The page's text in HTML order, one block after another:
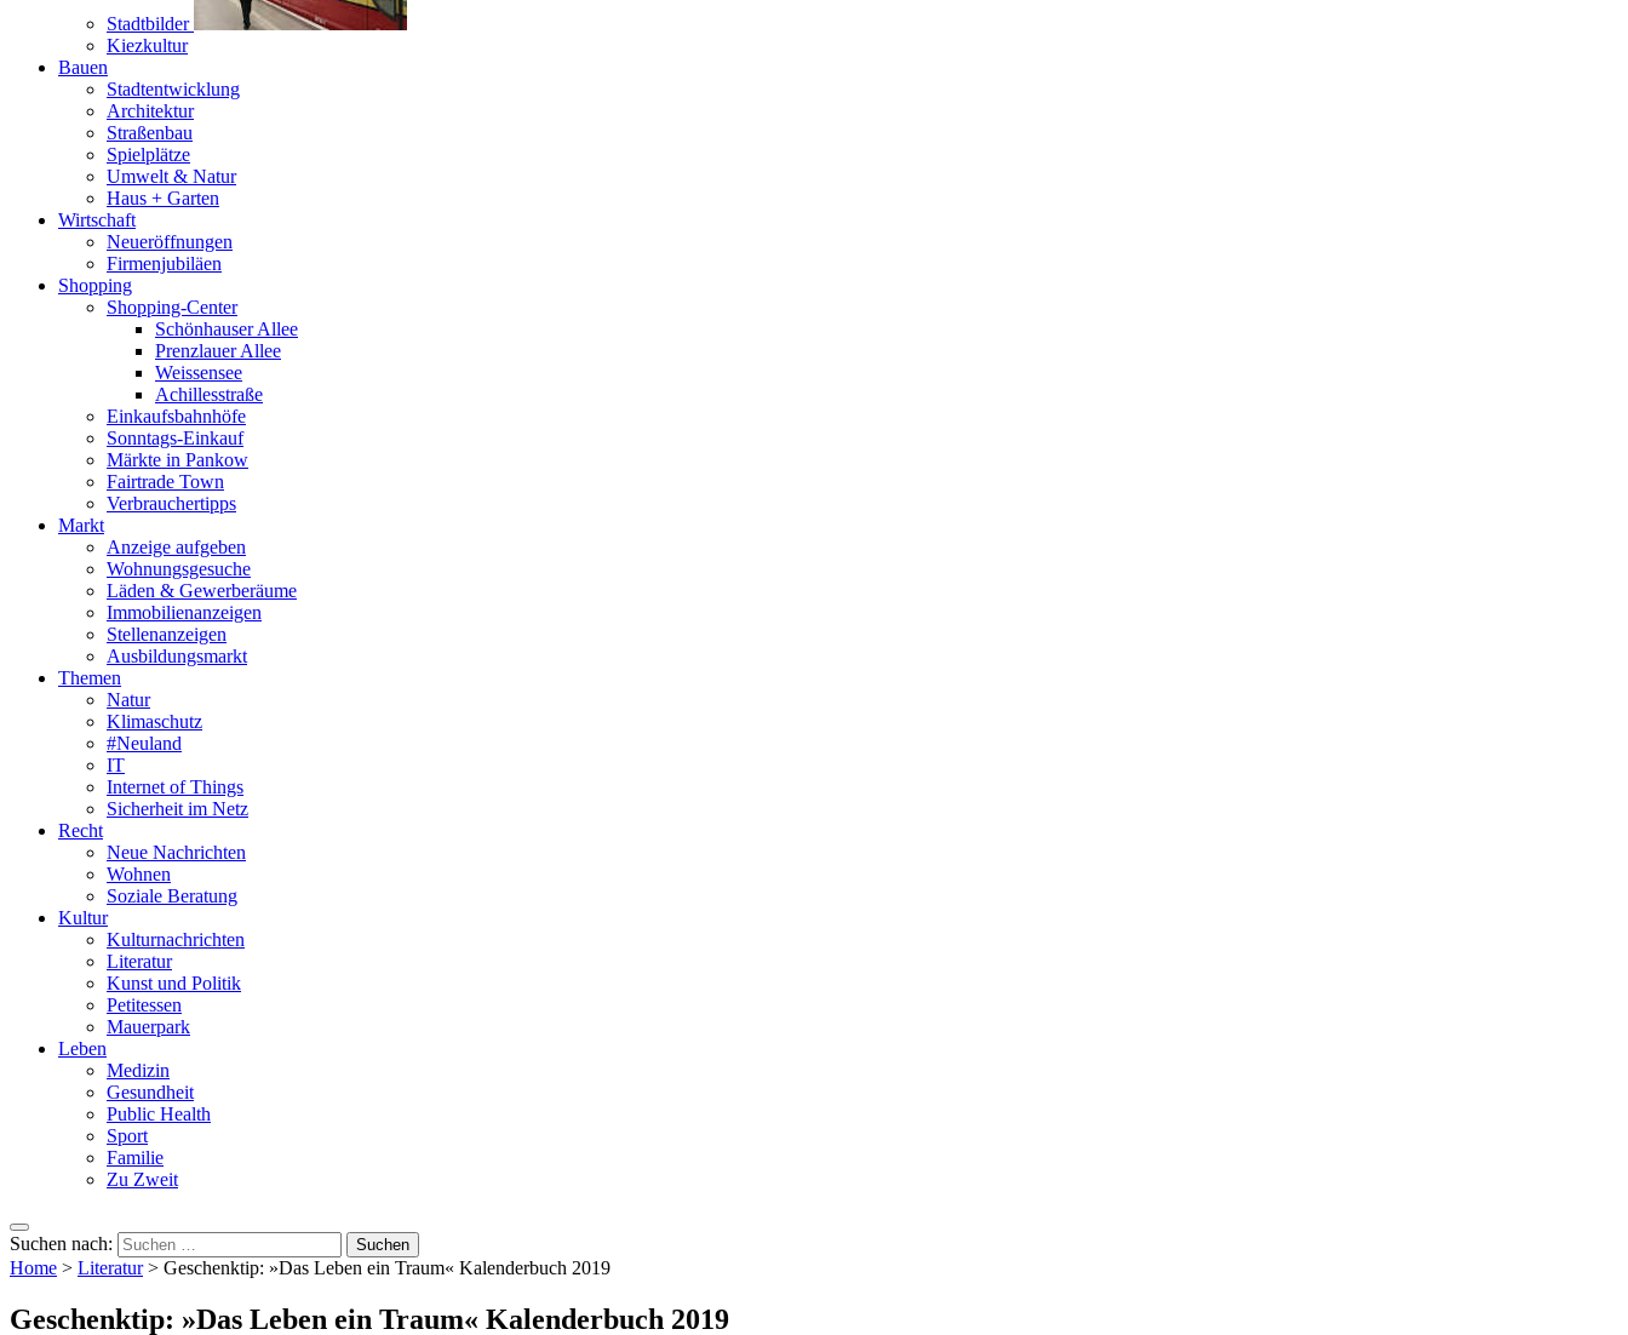
Stadtbilder
Kiezkultur
Bauen
Stadtentwicklung
Architektur
Straßenbau
Spielplätze
Umwelt & Natur
Haus + Garten
Wirtschaft
Neueröffnungen
Firmenjubiläen
Shopping
Shopping-Center
Schönhauser Allee
Prenzlauer Allee
Weissensee
Achillesstraße
Einkaufsbahnhöfe
Sonntags-Einkauf
Märkte in Pankow
Fairtrade Town
Verbrauchertipps
Markt
Anzeige aufgeben
Wohnungsgesuche
Läden & Gewerberäume
Immobilienanzeigen
Stellenanzeigen
Ausbildungsmarkt
Themen
Natur
Klimaschutz
#Neuland
IT
Internet of Things
Sicherheit im Netz
Recht
Neue Nachrichten
Wohnen
Soziale Beratung
Kultur
Kulturnachrichten
Literatur
Kunst und Politik
Petitessen
Mauerpark
Leben
Medizin
Gesundheit
Public Health
Sport
Familie
Zu Zweit
Suchen nach:
Home > Literatur> Geschenktip: »Das Leben ein Traum« Kalenderbuch 2019
Geschenktip: »Das Leben ein Traum« Kalenderbuch 2019